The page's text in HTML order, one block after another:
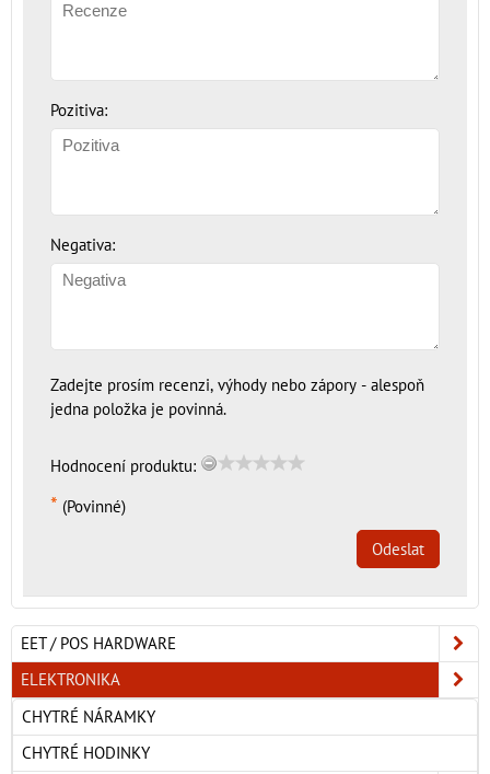
Pozitiva:
Negativa:
Zadejte prosím recenzi, výhody nebo zápory - alespoň
jedna položka je povinná.
Hodnocení produktu:
* (Povinné)
Odeslat
EET / POS HARDWARE
ELEKTRONIKA
CHYTRÉ NÁRAMKY
CHYTRÉ HODINKY